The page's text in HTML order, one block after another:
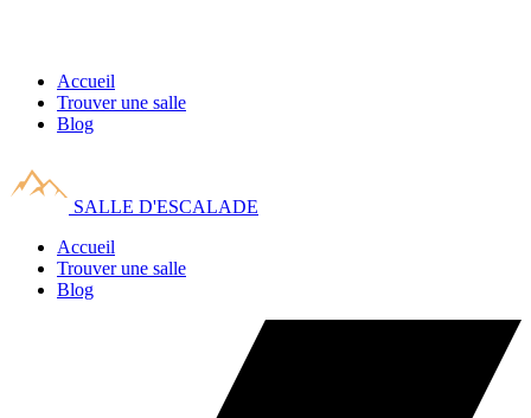
Accueil
Trouver une salle
Blog
SALLE D'ESCALADE
Accueil
Trouver une salle
Blog